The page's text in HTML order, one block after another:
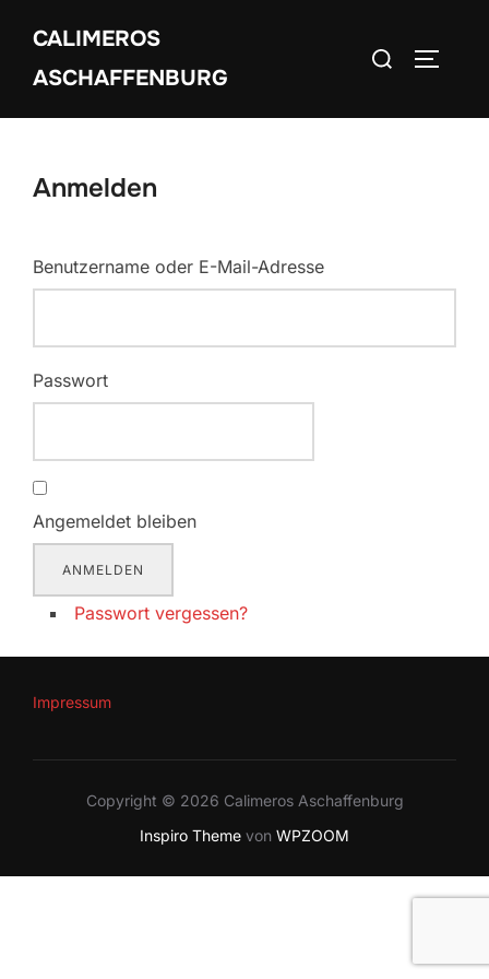
Inhalt
springen
CALIMEROS
ASCHAFFENBURG
Suchen
Anmelden
Benutzername oder E-Mail-Adresse
Passwort
Angemeldet bleiben
ANMELDEN
Passwort vergessen?
Impressum
Copyright © 2026 Calimeros Aschaffenburg
Inspiro Theme von WPZOOM